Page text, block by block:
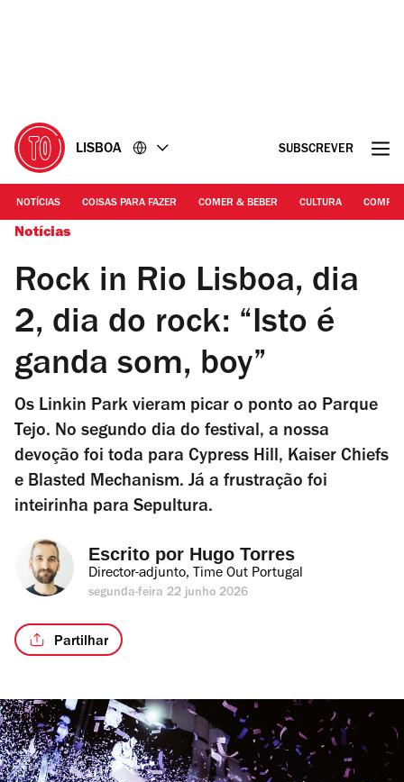
LISBOA SUBSCREVER
NOTÍCIAS COISAS PARA FAZER COMER & BEBER CULTURA
Notícias
Rock in Rio Lisboa, dia
2, dia do rock: “Isto é
ganda som, boy”
Os Linkin Park vieram picar o ponto ao Parque
Tejo. No segundo dia do festival, a nossa
devoção foi toda para Cypress Hill, Kaiser Chiefs
e Blasted Mechanism. Já a frustração foi
inteirinha para Sepultura.
Escrito por Hugo Torres
Director-adjunto, Time Out Portugal
segunda-feira 22 junho 2026
Partilhar